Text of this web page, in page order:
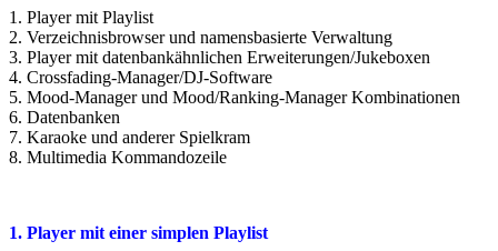
1. Player mit Playlist
2. Verzeichnisbrowser und namensbasierte Verwaltung
3. Player mit datenbankähnlichen Erweiterungen/Jukeboxen
4. Crossfading-Manager/DJ-Software
5. Mood-Manager und Mood/Ranking-Manager Kombinationen
6. Datenbanken
7. Karaoke und anderer Spielkram
8. Multimedia Kommandozeile
1. Player mit einer simplen Playlist